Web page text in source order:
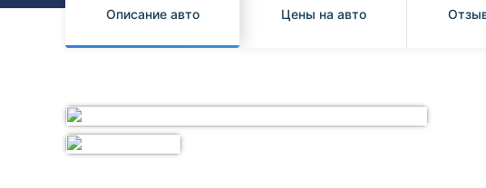
Subaru
Описание авто Цены на авто